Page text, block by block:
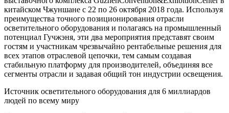
китайском Чжуншане с 22 по 26 октября 2018 года. Используя
преимущества точного позиционирования отрасли
осветительного оборудования и полагаясь на промышленный
потенциал Гучжэня, эти два мероприятия представят своим
гостям и участникам чрезвычайно рентабельные решения для
всех этапов отраслевой цепочки, тем самым создавая
стабильную платформу для производителей, объединяя все
сегменты отрасли и задавая общий тон индустрии освещения.
Источник осветительного оборудования для 6 миллиардов
людей по всему миру